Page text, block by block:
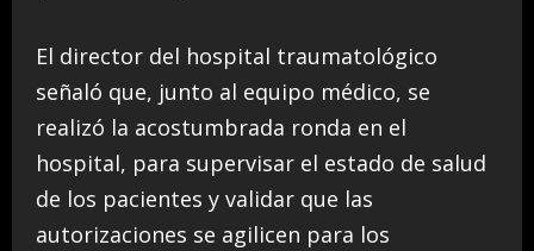
El director del hospital traumatológico
señaló que, junto al equipo médico, se
realizó la acostumbrada ronda en el
hospital, para supervisar el estado de salud
de los pacientes y validar que las
autorizaciones se agilicen para los